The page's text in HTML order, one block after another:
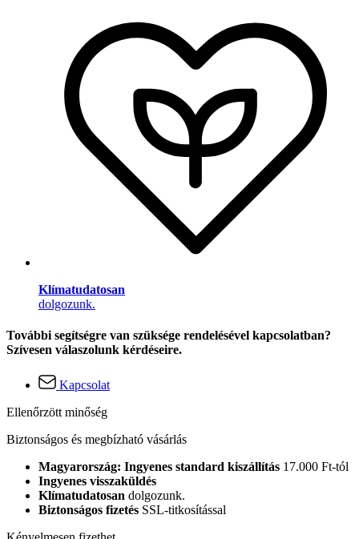
Klímatudatosan
dolgozunk.
További segítségre van szüksége rendelésével kapcsolatban?
Szívesen válaszolunk kérdéseire.
Kapcsolat
Ellenőrzött minőség
Biztonságos és megbízható vásárlás
Magyarország: Ingyenes standard kiszállítás 17.000 Ft-tól
Ingyenes visszaküldés
Klímatudatosan dolgozunk.
Biztonságos fizetés SSL-titkosítással